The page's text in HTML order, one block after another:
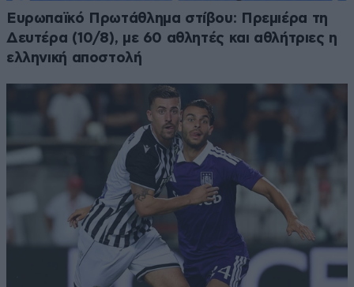
Ευρωπαϊκό Πρωτάθλημα στίβου: Πρεμιέρα τη
Δευτέρα (10/8), με 60 αθλητές και αθλήτριες η
ελληνική αποστολή